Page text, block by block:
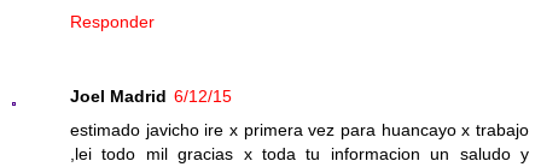
Responder
Joel Madrid 6/12/15
estimado javicho ire x primera vez para huancayo x trabajo
,lei todo mil gracias x toda tu informacion un saludo y